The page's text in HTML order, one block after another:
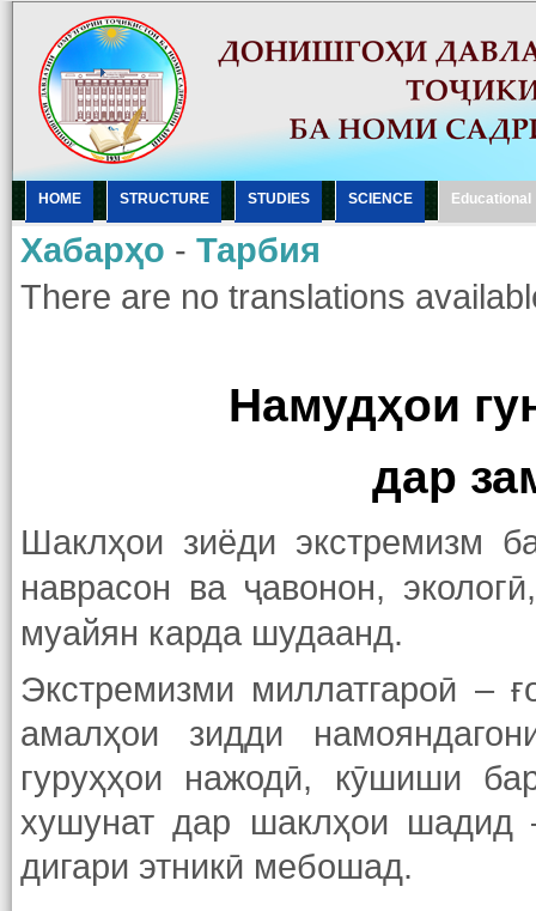
HOME STRUCTURE STUDIES SCIENCE Еducational
Хабарҳо - Тарбия
There are no translations
Намудҳои
дар
Шаклҳои зиёди экстремизм
наврасон ва ҷавонон,
муайян карда шудаанд.
Экстремизми миллатгароӣ –
амалҳои зидди
гуруҳҳои нажодӣ, кӯшиши
хушунат дар шаклҳои шадид
дигари этникӣ мебошад.